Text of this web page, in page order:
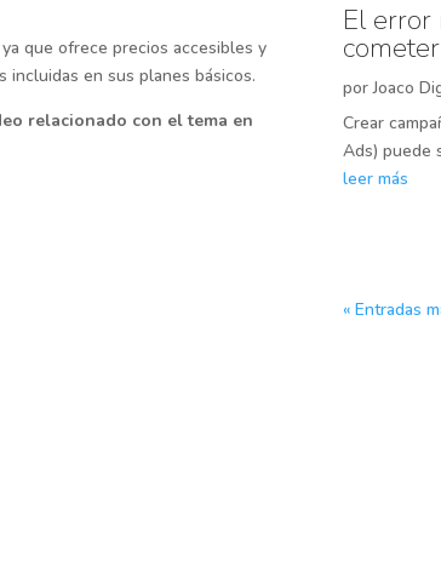
ya que ofrece precios accesibles y
en sus planes básicos.
relacionado con el tema en
El
porJoaco
Crear
Ads) puede
leer más
« Entradas